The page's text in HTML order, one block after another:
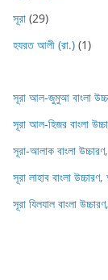
সূরা (29)
হযরত আলী (রা.) (1)
সূরা আল-জুমুআ বাংলা
সূরা আল-হিজর বাংলা
সূরা-আলাক বাংলা
সূরা লাহাব‌‌‌ বাংলা
সূরা যিলযাল বাংলা